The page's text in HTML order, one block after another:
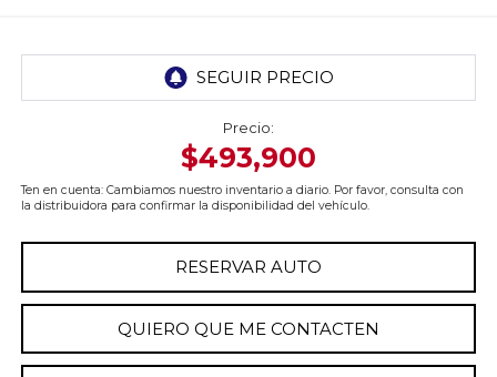
Precio:
$493,900
Ten en cuenta: Cambiamos nuestro inventario a diario. Por favor, consulta con
la distribuidora para confirmar la disponibilidad del vehículo.
RESERVAR AUTO
QUIERO QUE ME CONTACTEN